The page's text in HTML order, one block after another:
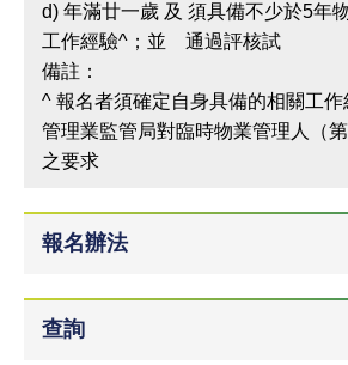
d) 年滿廿一歲 及 須具備不少於5年
工作經驗^；並 通過評核試
備註：
^ 報名者須確定自身具備的相關工
管理業監管局對臨時物業管理人（
之要求
報名辦法
查詢